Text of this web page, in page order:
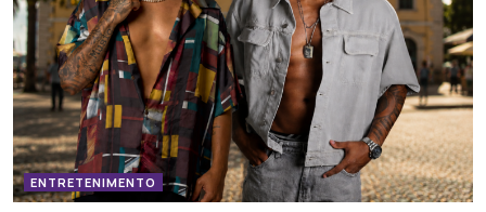
ENTRETENIMENTO